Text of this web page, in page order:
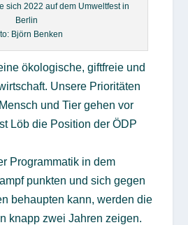
sich 2022 auf dem Umweltfest in
Berlin
Björn Benken
ökologische, giftfreie und
Unsere Prioritäten
und Tier gehen vor
Löb die Position der ÖDP
Programmatik in dem
punkten und sich gegen
behaupten kann, werden die
knapp zwei Jahren zeigen.